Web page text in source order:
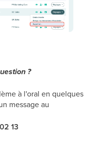
?
à l'oral en quelques
message au
13